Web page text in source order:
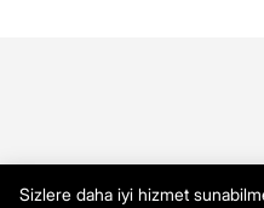
Sizlere daha iyi hizmet